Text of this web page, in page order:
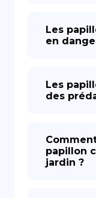
Les
en
Les
des
papillon
jardin ?